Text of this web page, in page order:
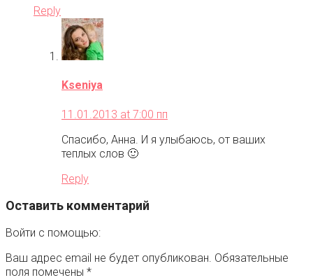
Reply
Kseniya
11.01.2013 at 7:00 пп
Спасибо, Анна. И я улыбаюсь, от ваших
теплых слов 🙂
Reply
Оставить комментарий
Войти с помощью:
Ваш адрес email не будет опубликован. Обязательные
поля помечены *